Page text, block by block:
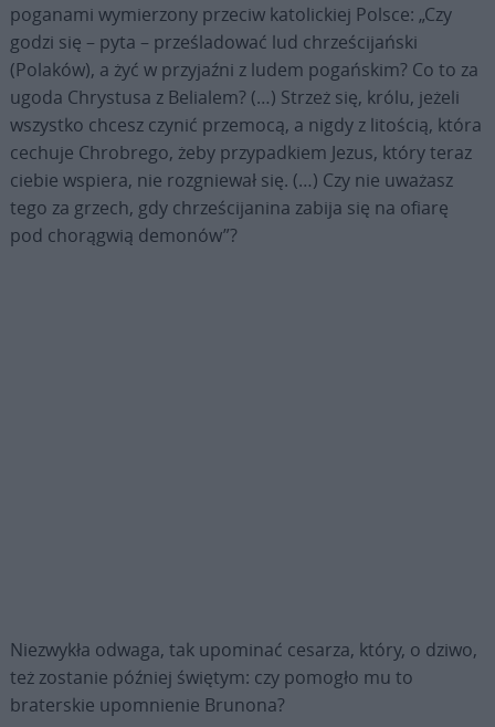
poganami wymierzony przeciw katolickiej Polsce: „Czy
godzi się – pyta – prześladować lud chrześcijański
(Polaków), a żyć w przyjaźni z ludem pogańskim? Co to za
ugoda Chrystusa z Belialem? (…) Strzeż się, królu, jeżeli
wszystko chcesz czynić przemocą, a nigdy z litością, która
cechuje Chrobrego, żeby przypadkiem Jezus, który teraz
ciebie wspiera, nie rozgniewał się. (…) Czy nie uważasz
tego za grzech, gdy chrześcijanina zabija się na ofiarę
pod chorągwią demonów”?
Niezwykła odwaga, tak upominać cesarza, który, o dziwo,
też zostanie później świętym: czy pomogło mu to
braterskie upomnienie Brunona?